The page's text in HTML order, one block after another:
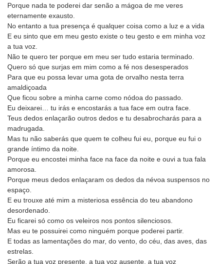
Porque nada te poderei dar senão a mágoa de me veres
eternamente exausto.
No entanto a tua presença é qualquer coisa como a luz e a vida
E eu sinto que em meu gesto existe o teu gesto e em minha voz
a tua voz.
Não te quero ter porque em meu ser tudo estaria terminado.
Quero só que surjas em mim como a fé nos desesperados
Para que eu possa levar uma gota de orvalho nesta terra
amaldiçoada
Que ficou sobre a minha carne como nódoa do passado.
Eu deixarei… tu irás e encostarás a tua face em outra face.
Teus dedos enlaçarão outros dedos e tu desabrocharás para a
madrugada.
Mas tu não saberás que quem te colheu fui eu, porque eu fui o
grande íntimo da noite.
Porque eu encostei minha face na face da noite e ouvi a tua fala
amorosa.
Porque meus dedos enlaçaram os dedos da névoa suspensos no
espaço.
E eu trouxe até mim a misteriosa essência do teu abandono
desordenado.
Eu ficarei só como os veleiros nos pontos silenciosos.
Mas eu te possuirei como ninguém porque poderei partir.
E todas as lamentações do mar, do vento, do céu, das aves, das
estrelas.
Serão a tua voz presente, a tua voz ausente, a tua voz